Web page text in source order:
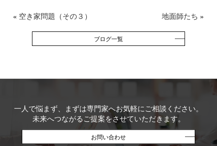
« 空き家問題（その３） 地面師たち »
ブログ一覧
一人で悩まず、まずは専門家へお気軽にご相談ください。
未来へつながるご提案をさせていただきます。
お問い合わせ